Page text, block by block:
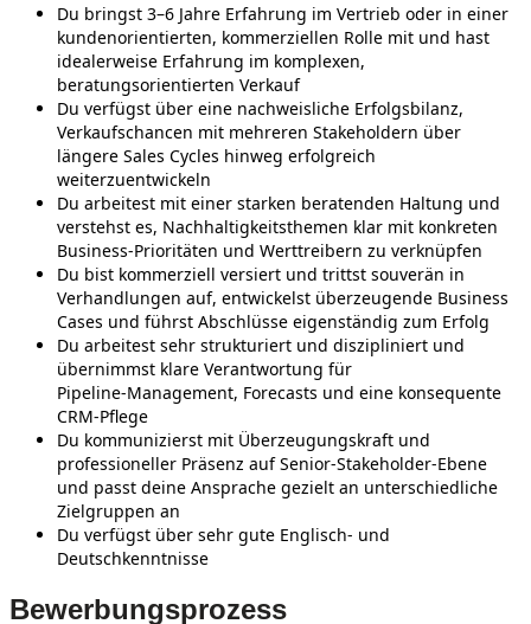
Du bringst 3–6 Jahre Erfahrung im Vertrieb oder in einer
kundenorientierten, kommerziellen Rolle mit und hast
idealerweise Erfahrung im komplexen,
beratungsorientierten Verkauf
Du verfügst über eine nachweisliche Erfolgsbilanz,
Verkaufschancen mit mehreren Stakeholdern über
längere Sales Cycles hinweg erfolgreich
weiterzuentwickeln
Du arbeitest mit einer starken beratenden Haltung und
verstehst es, Nachhaltigkeitsthemen klar mit konkreten
Business‑Prioritäten und Werttreibern zu verknüpfen
Du bist kommerziell versiert und trittst souverän in
Verhandlungen auf, entwickelst überzeugende Business
Cases und führst Abschlüsse eigenständig zum Erfolg
Du arbeitest sehr strukturiert und diszipliniert und
übernimmst klare Verantwortung für
Pipeline‑Management, Forecasts und eine konsequente
CRM‑Pflege
Du kommunizierst mit Überzeugungskraft und
professioneller Präsenz auf Senior‑Stakeholder‑Ebene
und passt deine Ansprache gezielt an unterschiedliche
Zielgruppen an
Du verfügst über sehr gute Englisch‑ und
Deutschkenntnisse
Bewerbungsprozess